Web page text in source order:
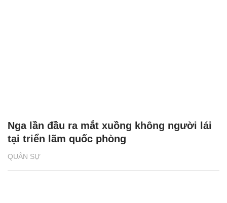
QUÂN SỰ
Nga lần đầu ra mắt xuồng không người lái
tại triển lãm quốc phòng